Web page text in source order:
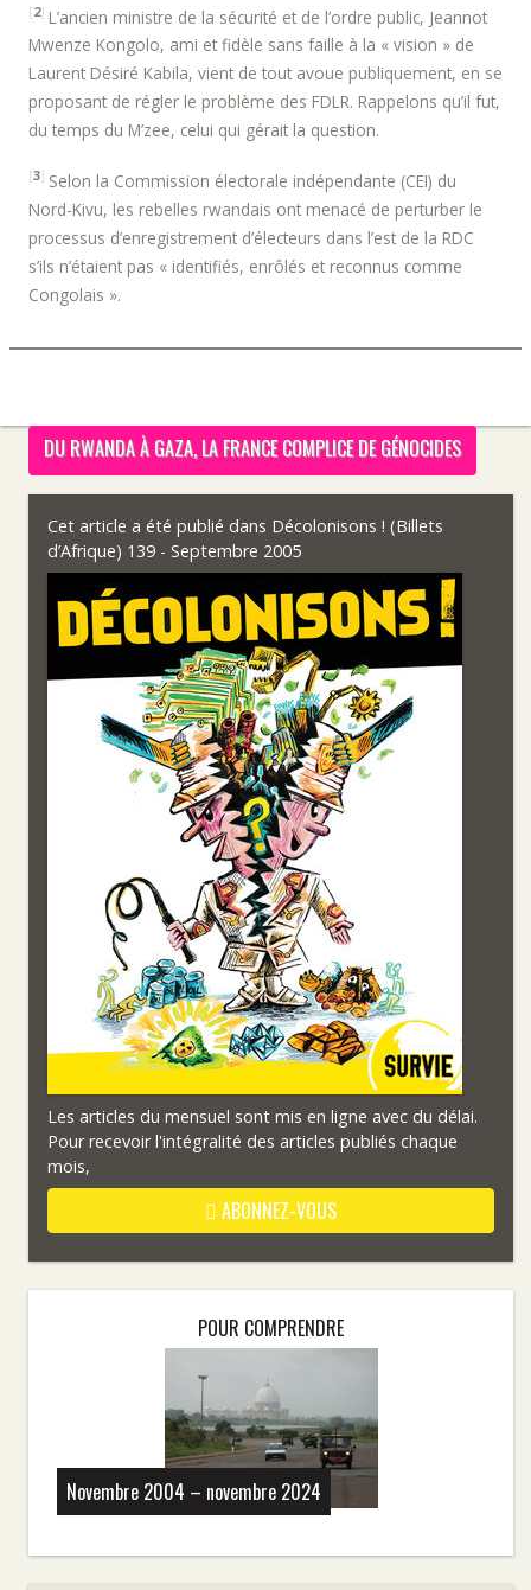
[2] L’ancien ministre de la sécurité et de l’ordre public, Jeannot
Mwenze Kongolo, ami et fidèle sans faille à la « vision » de
Laurent Désiré Kabila, vient de tout avoue publiquement, en se
proposant de régler le problème des FDLR. Rappelons qu’il fut,
du temps du M’zee, celui qui gérait la question.
[3] Selon la Commission électorale indépendante (CEI) du
Nord-Kivu, les rebelles rwandais ont menacé de perturber le
processus d’enregistrement d’électeurs dans l’est de la RDC
s’ils n’étaient pas « identifiés, enrôlés et reconnus comme
Congolais ».
DU RWANDA À GAZA, LA FRANCE COMPLICE DE GÉNOCIDES
Cet article a été publié dans Décolonisons ! (Billets
d’Afrique) 139 - Septembre 2005
Les articles du mensuel sont mis en ligne avec du délai.
Pour recevoir l'intégralité des articles publiés chaque
mois,
ABONNEZ-VOUS
POUR COMPRENDRE
Novembre 2004 – novembre 2024